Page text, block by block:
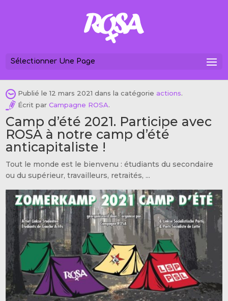
Sélectionner Une Page
Publié le 12 mars 2021 dans la catégorie actions.
Écrit parCampagne ROSA.
Camp d’été 2021. Participe avec
ROSA à notre camp d’été
anticapitaliste !
Tout le monde est le bienvenu : étudiants du secondaire
ou du supérieur, travailleurs, retraités, ...